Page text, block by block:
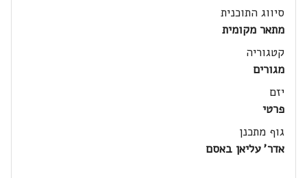
סיווג התוכנית
מתאר מקומית
קטגוריה
מגורים
יזם
פרטי
גוף מתכנן
אדר' עליאן באסם